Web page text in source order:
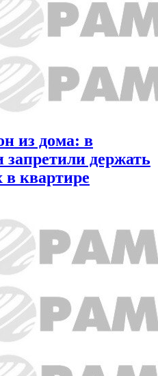
из дома: в
запретили держать
квартире